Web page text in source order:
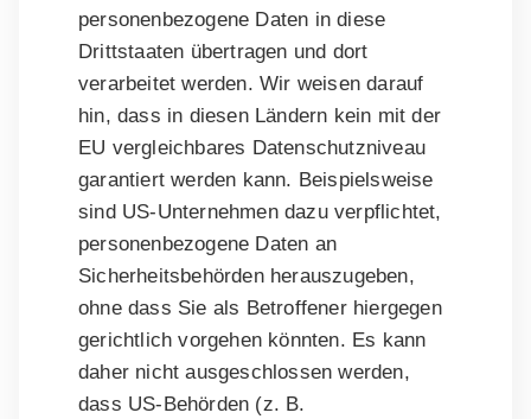
personenbezogene Daten in diese
Drittstaaten übertragen und dort
verarbeitet werden. Wir weisen darauf
hin, dass in diesen Ländern kein mit der
EU vergleichbares Datenschutzniveau
garantiert werden kann. Beispielsweise
sind US-Unternehmen dazu verpflichtet,
personenbezogene Daten an
Sicherheitsbehörden herauszugeben,
ohne dass Sie als Betroffener hiergegen
gerichtlich vorgehen könnten. Es kann
daher nicht ausgeschlossen werden,
dass US-Behörden (z. B.